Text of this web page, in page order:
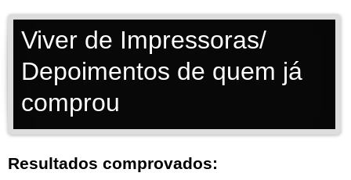
Viver de Impressoras/
Depoimentos de quem já
comprou
Resultados comprovados: